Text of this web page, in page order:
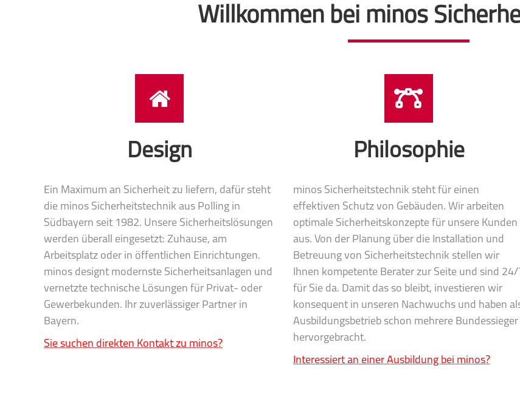
Willkommen bei minos
Design
Ein Maximum an Sicherheit zu liefern, dafür steht
die minos Sicherheitstechnik aus Polling in
Südbayern seit 1982. Unsere Sicherheitslösungen
werden überall eingesetzt: Zuhause, am
Arbeitsplatz oder in öffentlichen Einrichtungen.
minos designt modernste Sicherheitsanlagen und
vernetzte technische Lösungen für Privat- oder
Gewerbekunden. Ihr zuverlässiger Partner in
Bayern.
Sie suchen direkten Kontakt zu minos?
Philosophie
minos Sicherheitstechnik steht für einen
effektiven Schutz von Gebäuden. Wir arbeiten
optimale Sicherheitskonzepte für unsere Kunden
aus. Von der Planung über die Installation und
Betreuung von Sicherheitstechnik stellen wir
Ihnen kompetente Berater zur Seite und sind 24/
für Sie da. Damit das so bleibt, investieren wir
konsequent in unseren Nachwuchs und haben
Ausbildungsbetrieb schon mehrere Bundessieger
hervorgebracht.
Interessiert an einer Ausbildung bei minos?